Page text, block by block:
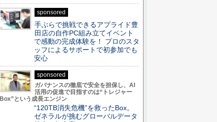
sponsored
手ぶらで挑戦できるアプライド豊
田店の自作PC組み立てイベント
で感動の完成体験を！ プロのスタ
ッフによるサポートで初参加でも
安心
sponsored
ガバナンスの徹底で安全を担保し、AI
活用の促進で目指すのは“トレジャー
Box”という成長エンジン
“120TB消失危機”を救ったBox。
ゼネラルが挑むグローバルデータ